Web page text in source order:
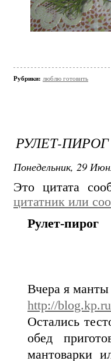
Рубрики: люблю готовить
РУЛЕТ-ПИРОГ
Понедельник, 29
Это цитата
цитатник или
Рулет-пирог
Вчера я манты
http://
Остались
обед
мантоварки